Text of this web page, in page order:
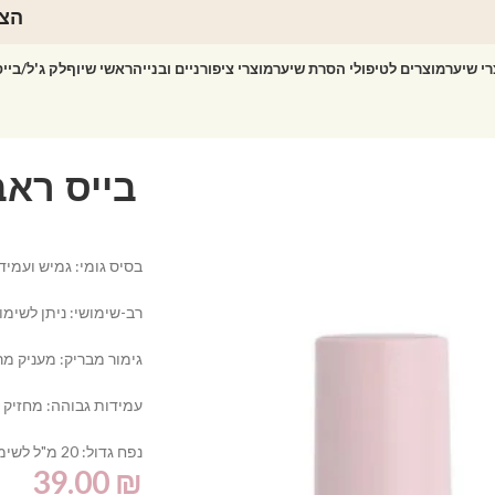
שיערמוצרים לטיפולי הסרת שיערמוצרי ציפורניים ובנייהראשי שיוףלק ג'ל/
בסיס גומי: גמיש
רב-שימושי: ניתן
גימור מבריק: מעניק
עמידות גבוהה: מחזיק
נפח גדול: 20 מ"ל לשימוש ממושך ומקצועי.
39.00 ₪